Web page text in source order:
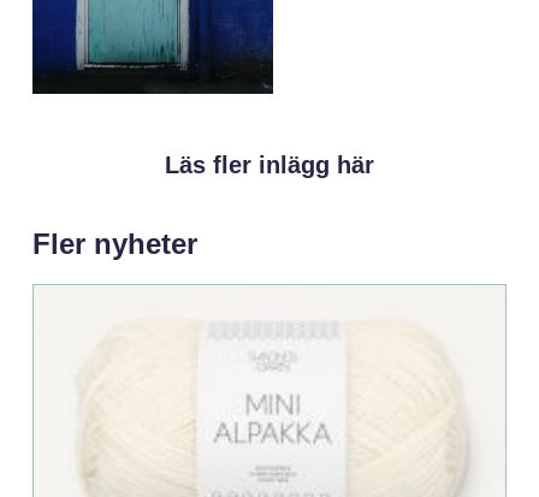
Läs fler inlägg här
Fler nyheter